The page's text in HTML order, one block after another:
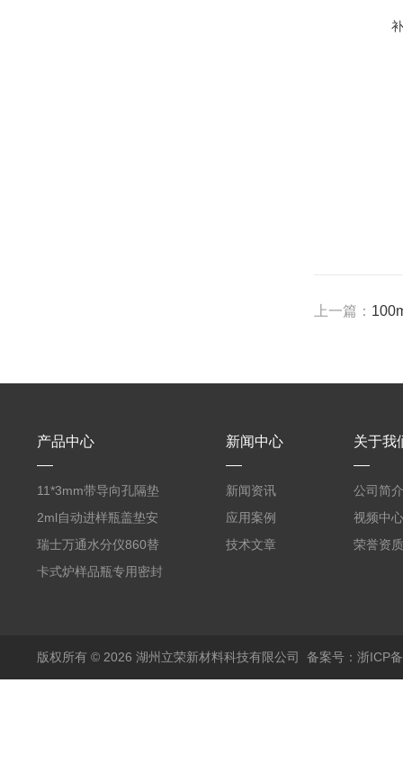
上一篇：
产品中心
11*3mm带导向孔隔垫
气相色谱仪用红色耐
380℃高温 替代5193-
4757 瓶装一瓶50个
2ml自动进样瓶盖垫安
捷伦款气相螺纹顶空瓶
液相切口9*1mm聚四氟
瑞士万通水分仪860替
代原装产品 6.1448.057
卡式炉样品瓶专用密封
新闻中心
新闻资讯
应用案例
技术文章
关于我
公司简介
视频中心
荣誉资质
版权所有 © 2026 湖州立荣新材料科技有限公司 备案号：浙ICP